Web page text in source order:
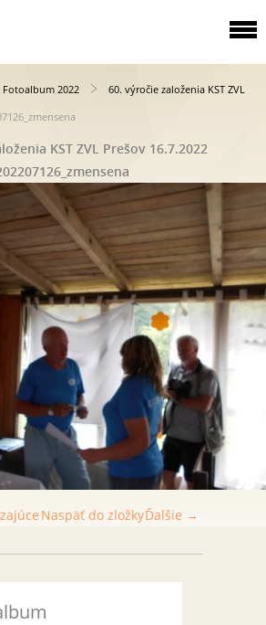
Fotoalbum 2022
60. výročie založenia KST ZVL
KST ZVL Prešov 16.7.2022
Ďalšie →
Naspäť do zložky